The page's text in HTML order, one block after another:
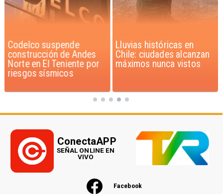
Codelco suspende
construcción de Andes
Norte en El Teniente por
riesgos sísmicos
Lluvias históricas en
Chile: ciudades alcanzan
máximos nunca vistos
Facebook
ConectaAPP
SEÑAL ONLINE EN
VIVO